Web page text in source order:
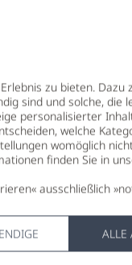
zu bieten. Dazu
sind und solche, die
personalisierter
welche
womöglich
finden Sie in
ausschließlich
ALLE
pro Flasche
Taittinger